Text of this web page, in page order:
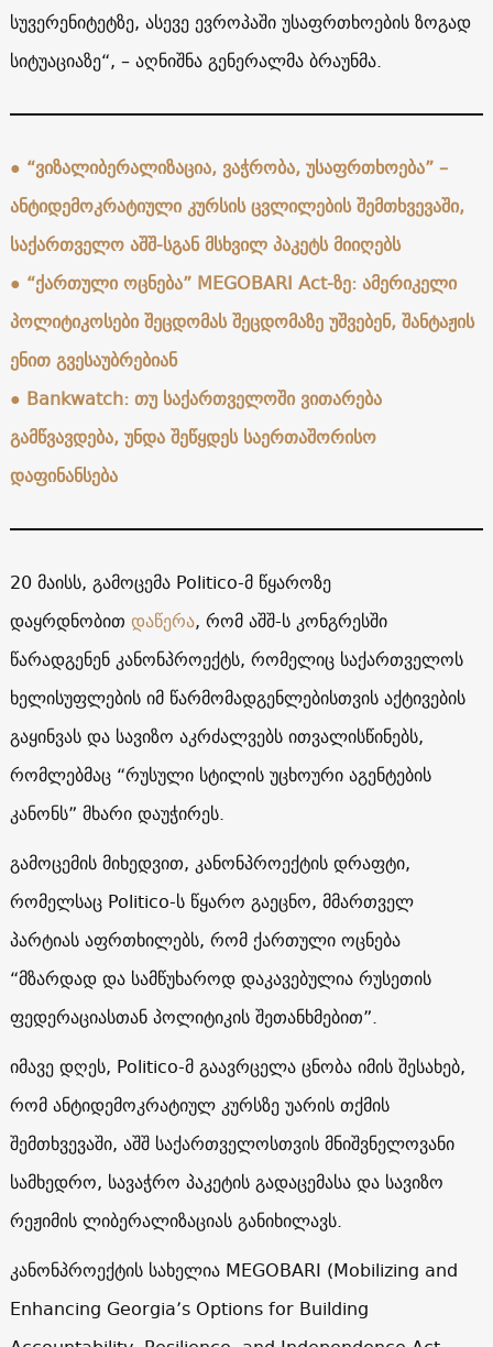
სუვერენიტეტზე, ასევე ევროპაში უსაფრთხოების ზოგად
სიტუაციაზე“, – აღნიშნა გენერალმა ბრაუნმა.
● “ვიზალიბერალიზაცია, ვაჭრობა, უსაფრთხოება” –
ანტიდემოკრატიული კურსის ცვლილების შემთხვევაში,
საქართველო აშშ-სგან მსხვილ პაკეტს მიიღებს
● “ქართული ოცნება” MEGOBARI Act-ზე: ამერიკელი
პოლიტიკოსები შეცდომას შეცდომაზე უშვებენ, შანტაჟის
ენით გვესაუბრებიან
● Bankwatch: თუ საქართველოში ვითარება
გამწვავდება, უნდა შეწყდეს საერთაშორისო
დაფინანსება
20 მაისს, გამოცემა Politico-მ წყაროზე
დაყრდნობით დაწერა, რომ აშშ-ს კონგრესში
წარადგენენ კანონპროექტს, რომელიც საქართველოს
ხელისუფლების იმ წარმომადგენლებისთვის აქტივების
გაყინვას და სავიზო აკრძალვებს ითვალისწინებს,
რომლებმაც “რუსული სტილის უცხოური აგენტების
კანონს” მხარი დაუჭირეს.
გამოცემის მიხედვით, კანონპროექტის დრაფტი,
რომელსაც Politico-ს წყარო გაეცნო, მმართველ
პარტიას აფრთხილებს, რომ ქართული ოცნება
“მზარდად და სამწუხაროდ დაკავებულია რუსეთის
ფედერაციასთან პოლიტიკის შეთანხმებით”.
იმავე დღეს, Politico-მ გაავრცელა ცნობა იმის შესახებ,
რომ ანტიდემოკრატიულ კურსზე უარის თქმის
შემთხვევაში, აშშ საქართველოსთვის მნიშვნელოვანი
სამხედრო, სავაჭრო პაკეტის გადაცემასა და სავიზო
რეჟიმის ლიბერალიზაციას განიხილავს.
კანონპროექტის სახელია MEGOBARI (Mobilizing and
Enhancing Georgia’s Options for Building